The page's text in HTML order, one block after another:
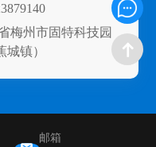
梅州市固特科技园
城镇）
邮箱